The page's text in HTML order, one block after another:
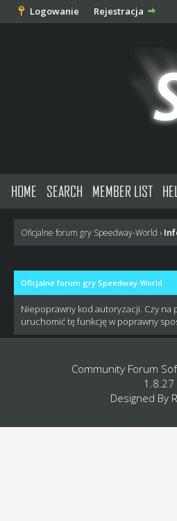
Logowanie Rejestracja
HOME SEARCH MEMBER LIST
Oficjalne forum gry Speedway-World ›
Oficjalne forum gry Speedway-World
Niepoprawny kod autoryzacji. Czy na
uruchomić tę funkcję w poprawny
Community Forum
1.8.27
Designed By